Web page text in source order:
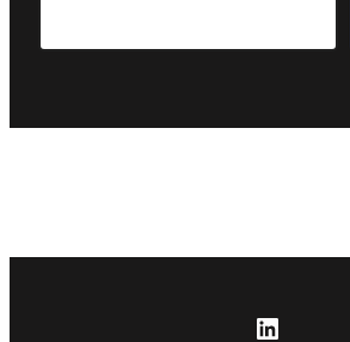
LinkedIn